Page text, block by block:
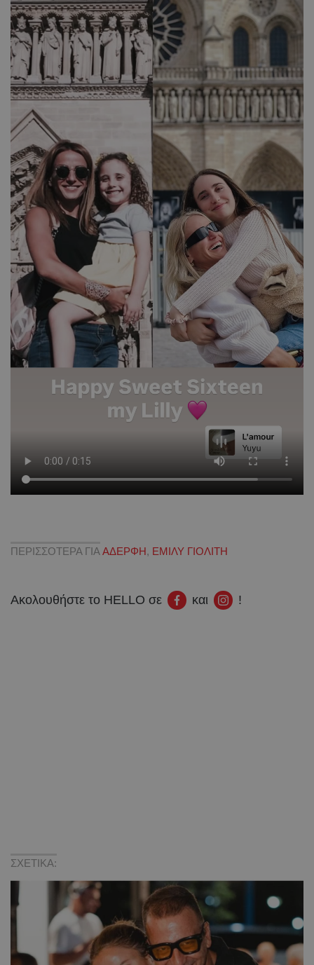
ΠΕΡΙΣΣΟΤΕΡΑ ΓΙΑ ΑΔΕΡΦΗ, ΕΜΙΛΥ ΓΙΟΛΙΤΗ
Ακολουθήστε το HELLO σε και !
ΣΧΕΤΙΚΑ: